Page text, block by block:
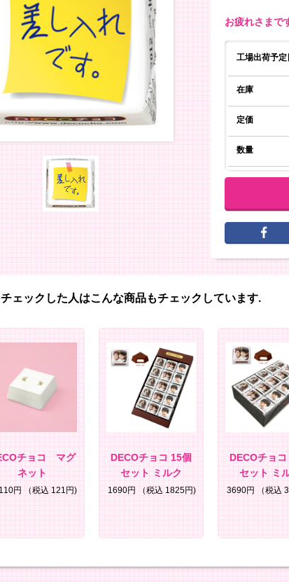
お疲れさまで
工場出荷予定
在庫
定価
数量
ェックした人はこんな商品もチェックしています.
チョコ マグ
ネット
110円 （税込 121円)
DECOチョコ 15個
セット ミルク
1690円 （税込 1825円)
DECOチョ
セット ミ
3690円 （税込